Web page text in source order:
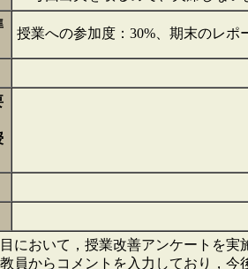
授業への参加度：30%、期末のレポ
において，授業改善アンケートを
員からコメントを入力しており，